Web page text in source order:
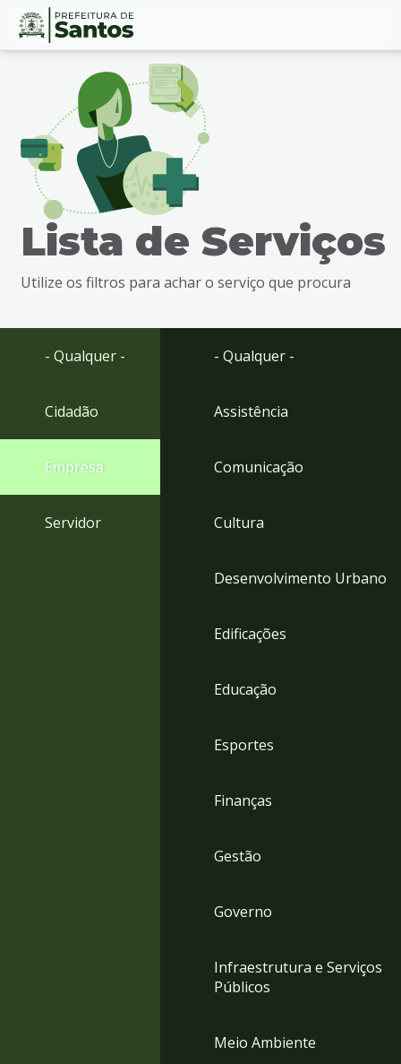
Ir
busca
Ir
Conteúdo
Lista de Serviços
Utilize os filtros para achar o serviço que procura
- Qualquer -
Cidadão
Empresa
Servidor
- Qualquer -
Assistência
Comunicação
Cultura
Desenvolvimento Urbano
Edificações
Educação
Esportes
Finanças
Gestão
Governo
Infraestrutura e Serviços
Públicos
Meio Ambiente